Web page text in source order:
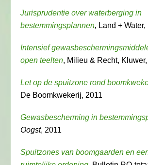
Jurisprudentie over waterberging in
bestemmingsplannen, Land +
Intensief
open teelten, Milieu & Recht,
Let op de spuitzone rond
De Boomkwekerij, 2011
Gewasbescherming in
Oogst, 2011
Spuitzones van boomgaarden en